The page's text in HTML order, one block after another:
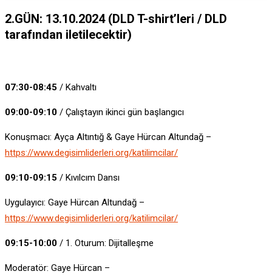
2.GÜN: 13.10.2024 (DLD T-shirt’leri / DLD
tarafından iletilecektir)
07:30-08:45 / Kahvaltı
09:00-09:10 / Çalıştayın ikinci gün başlangıcı
Konuşmacı: Ayça Altıntığ & Gaye Hürcan Altundağ –
https://www.degisimliderleri.org/katilimcilar/
09:10-09:15 / Kıvılcım Dansı
Uygulayıcı: Gaye Hürcan Altundağ –
https://www.degisimliderleri.org/katilimcilar/
09:15-10:00 / 1. Oturum: Dijitalleşme
Moderatör: Gaye Hürcan –